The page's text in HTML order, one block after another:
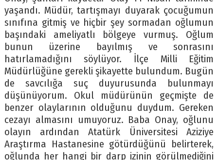
yaşandı. Müdür, tartışmayı duyarak çocuğumun
sınıfına gitmiş ve hiçbir şey sormadan oğlumun
başındaki ameliyatlı bölgeye vurmuş. Oğlum
bunun üzerine bayılmış ve sonrasını
hatırlamadığını söylüyor. İlçe Milli Eğitim
Müdürlüğüne gerekli şikayette bulundum. Bugün
de savcılığa suç duyurusunda bulunmayı
düşünüyorum. Okul müdürünün geçmişte de
benzer olaylarının olduğunu duydum. Gereken
cezayı almasını umuyoruz. Baba Onay, oğlunu
olayın ardından Atatürk Üniversitesi Aziziye
Araştırma Hastanesine götürdüğünü belirterek,
oğlunda her hangi bir darp izinin görülmediğini